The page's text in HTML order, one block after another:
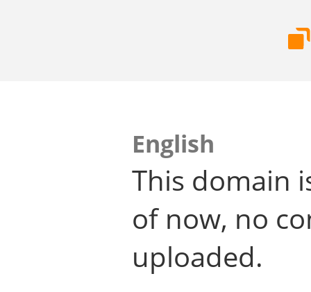
English
This domain
of now, no
uploaded.